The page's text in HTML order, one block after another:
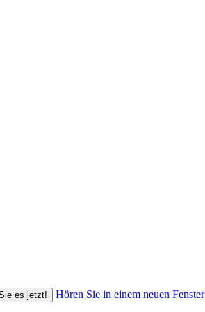
es jetzt! Hören Sie in einem neuen Fenster